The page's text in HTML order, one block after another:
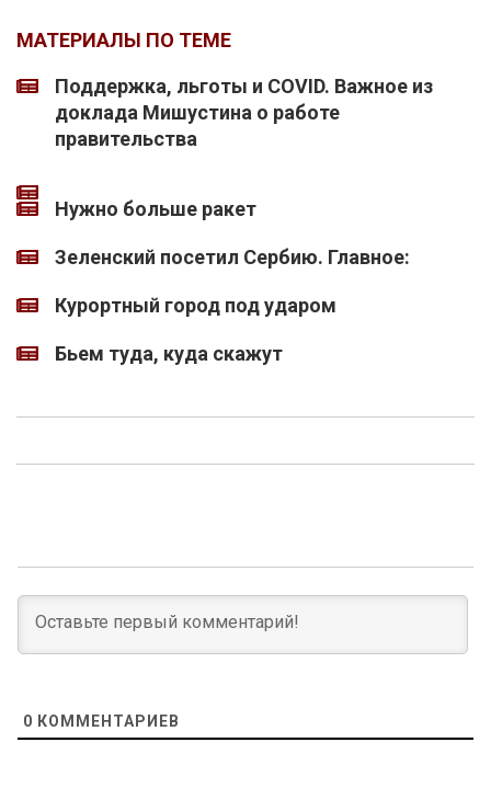
МАТЕРИАЛЫ ПО ТЕМЕ
Поддержка, льготы и COVID. Важное из
доклада Мишустина о работе
правительства
Нужно больше ракет
Зеленский посетил Сербию. Главное:
Курортный город под ударом
Бьем туда, куда скажут
0 КОММЕНТАРИЕВ